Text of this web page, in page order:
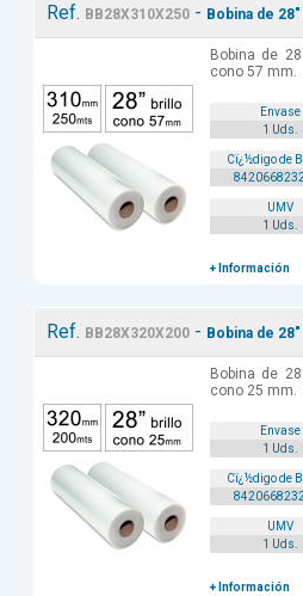
Ref. BB28X310X250 - Bobina de
Bobina de
cono 57 mm.
Envase
1 Uds.
Cï¿½digo de
UMV
1 Uds.
+ Información
Ref. BB28X320X200 - Bobina de
Bobina de
cono 25 mm.
Envase
1 Uds.
Cï¿½digo de
UMV
1 Uds.
+ Información